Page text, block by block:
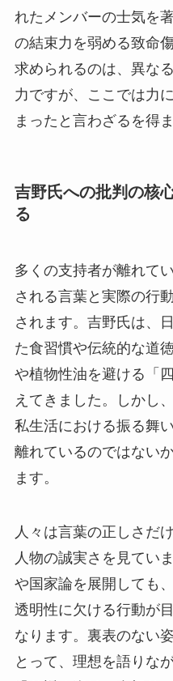
れたメンバーの士気を
の結束力を弱める致命
求められるのは、異な
力ですが、ここでは力
まったと言わざるを得ま
吉野氏への批判の核
る
多くの支持者が離れて
される言葉と実際の行
されます。吉野氏は、
た食習慣や伝統的な道
や植物性油を避ける「
えてきました。しかし
私生活における振る舞
離れているのではない
ます。
人々は言葉の正しさだ
人物の誠実さを見てい
や国家論を展開しても
透明性に欠ける行動が
なります。裏表のない
とって、理想を語りな